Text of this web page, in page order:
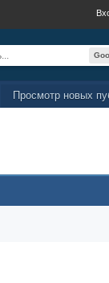
Просмотр новых